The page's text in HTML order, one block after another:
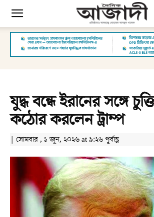
যুদ্ধ বন্ধে ইরানের সঙ্গে
কঠোর করলেন ট্রাম্প
| সোমবার , ১ জুন, ২০২৬ at ৯:২৬ পূর্বাহ্ণ